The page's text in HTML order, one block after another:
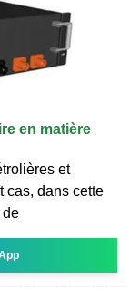
en matière
et
cas, dans cette
de